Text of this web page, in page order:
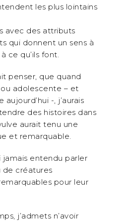
les plus lointains
avec des attributs
qui donnent un sens à
ce qu’ils font.
penser, que quand
ou adolescente – et
-, j’aurais
des histoires dans
aurait tenu une
et remarquable.
jamais entendu parler
de créatures
pour leur
j’admets n’avoir